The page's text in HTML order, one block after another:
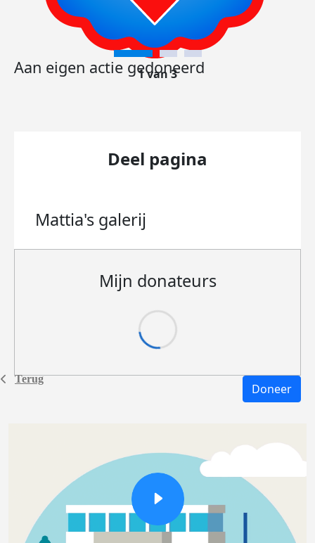
Terug
Aan eigen actie gedoneerd
1 van 3
Deel pagina
Mattia's galerij
Mijn donateurs
Doneer